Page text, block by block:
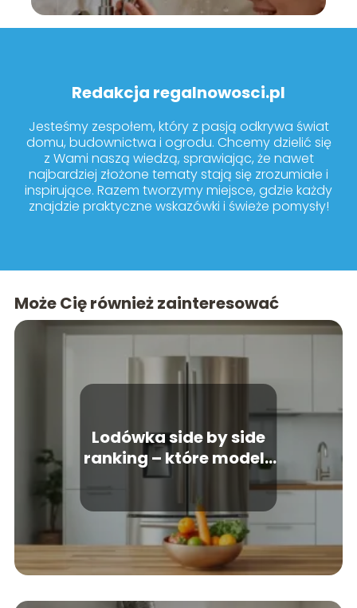
Redakcja regalnowosci.pl
Jesteśmy zespołem, który z pasją odkrywa świat
domu, budownictwa i ogrodu. Chcemy dzielić się
z Wami naszą wiedzą, sprawiając, że nawet
najbardziej złożone tematy stają się zrozumiałe i
inspirujące. Razem tworzymy miejsce, gdzie każdy
znajdzie praktyczne wskazówki i świeże pomysły!
Może Cię również zainteresować
Lodówka side by side
ranking – które modele
warto kupić?